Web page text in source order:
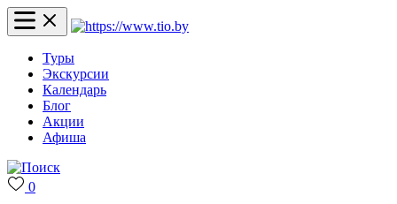
Туры
Экскурсии
Календарь
Блог
Акции
Афиша
0